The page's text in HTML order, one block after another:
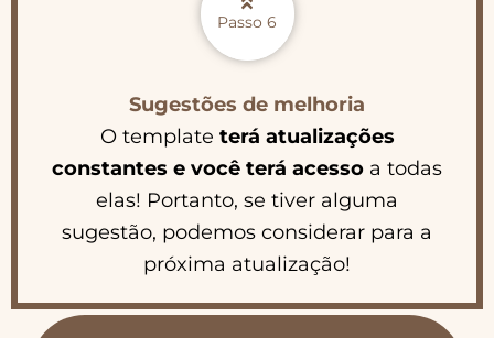
Passo 6
Sugestões de melhoria
O template terá atualizações
constantes e você terá acesso a todas
elas! Portanto, se tiver alguma
sugestão, podemos considerar para a
próxima atualização!